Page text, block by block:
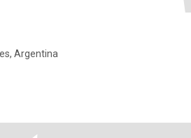
Argentina